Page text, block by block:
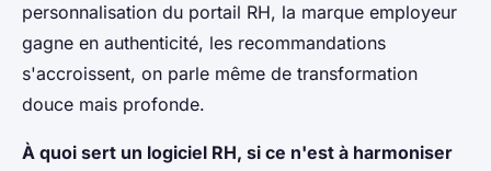
personnalisation du portail RH, la marque employeur
gagne en authenticité, les recommandations
s'accroissent, on parle même de transformation
douce mais profonde.
À quoi sert un logiciel RH, si ce n'est à harmoniser